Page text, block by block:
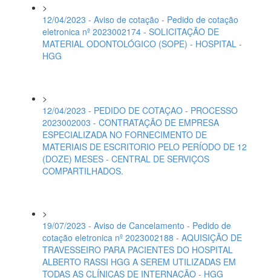
>
12/04/2023 - Aviso de cotação - Pedido de cotação
eletronica nº 2023002174 - SOLICITAÇÃO DE
MATERIAL ODONTOLÓGICO (SOPE) - HOSPITAL -
HGG
>
12/04/2023 - PEDIDO DE COTAÇAO - PROCESSO
2023002003 - CONTRATAÇÃO DE EMPRESA
ESPECIALIZADA NO FORNECIMENTO DE
MATERIAIS DE ESCRITORIO PELO PERÍODO DE 12
(DOZE) MESES - CENTRAL DE SERVIÇOS
COMPARTILHADOS.
>
19/07/2023 - Aviso de Cancelamento - Pedido de
cotação eletronica nº 2023002188 - AQUISIÇÃO DE
TRAVESSEIRO PARA PACIENTES DO HOSPITAL
ALBERTO RASSI HGG A SEREM UTILIZADAS EM
TODAS AS CLÍNICAS DE INTERNAÇÃO - HGG